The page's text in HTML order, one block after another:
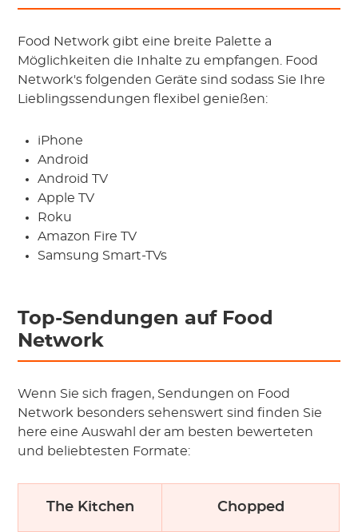
Food Network gibt eine breite Palette a
Möglichkeiten die Inhalte zu empfangen. Food
Network's folgenden Geräte sind sodass Sie Ihre
Lieblingssendungen flexibel genießen:
iPhone
Android
Android TV
Apple TV
Roku
Amazon Fire TV
Samsung Smart-TVs
Top-Sendungen auf Food
Network
Wenn Sie sich fragen, Sendungen on Food
Network besonders sehenswert sind finden Sie
here eine Auswahl der am besten bewerteten
und beliebtesten Formate:
The Kitchen Chopped